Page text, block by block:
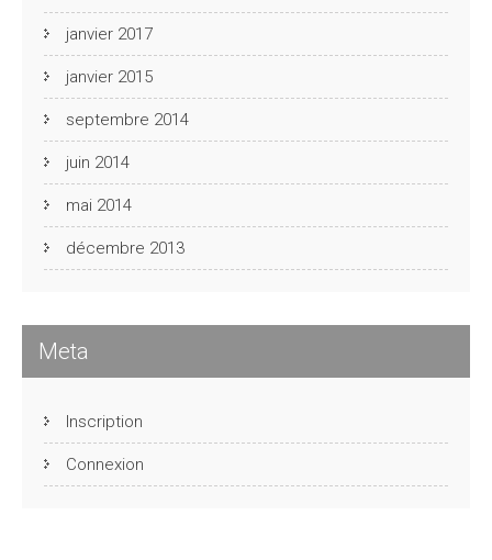
janvier 2017
janvier 2015
septembre 2014
juin 2014
mai 2014
décembre 2013
Meta
Inscription
Connexion